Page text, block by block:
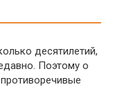
десятилетий,
Поэтому о